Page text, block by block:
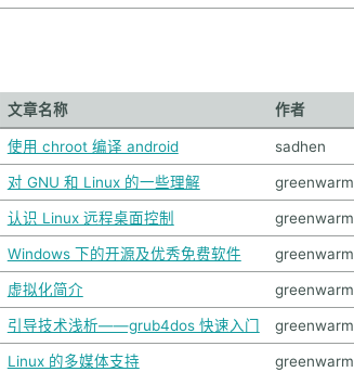
文章名称 作者
使用 chroot 编译 android sadhen
对 GNU 和 Linux 的一些理解 greenwarm
认识 Linux 远程桌面控制 greenwarm
Windows 下的开源及优秀免费软件 greenwarm
虚拟化简介 greenwarm
引导技术浅析——grub4dos 快速入门 greenwarm
Linux 的多媒体支持 greenwarm